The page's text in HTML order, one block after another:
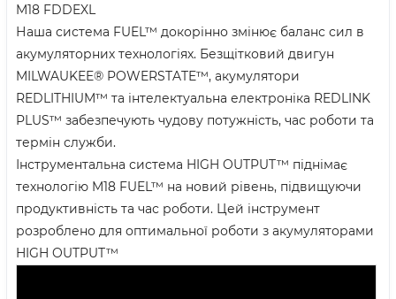
M18 FDDEXL
Наша система FUEL™ докорінно змінює баланс сил в
акумуляторних технологіях. Безщітковий двигун
MILWAUKEE® POWERSTATE™, акумулятори
REDLITHIUM™ та інтелектуальна електроніка REDLINK
PLUS™ забезпечують чудову потужність, час роботи та
термін служби.
Інструментальна система HIGH OUTPUT™ піднімає
технологію M18 FUEL™ на новий рівень, підвищуючи
продуктивність та час роботи. Цей інструмент
розроблено для оптимальної роботи з акумуляторами
HIGH OUTPUT™